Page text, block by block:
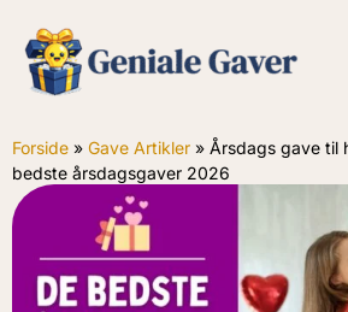
Forside » Gave Artikler » Årsdags gave til
bedste årsdagsgaver 2026